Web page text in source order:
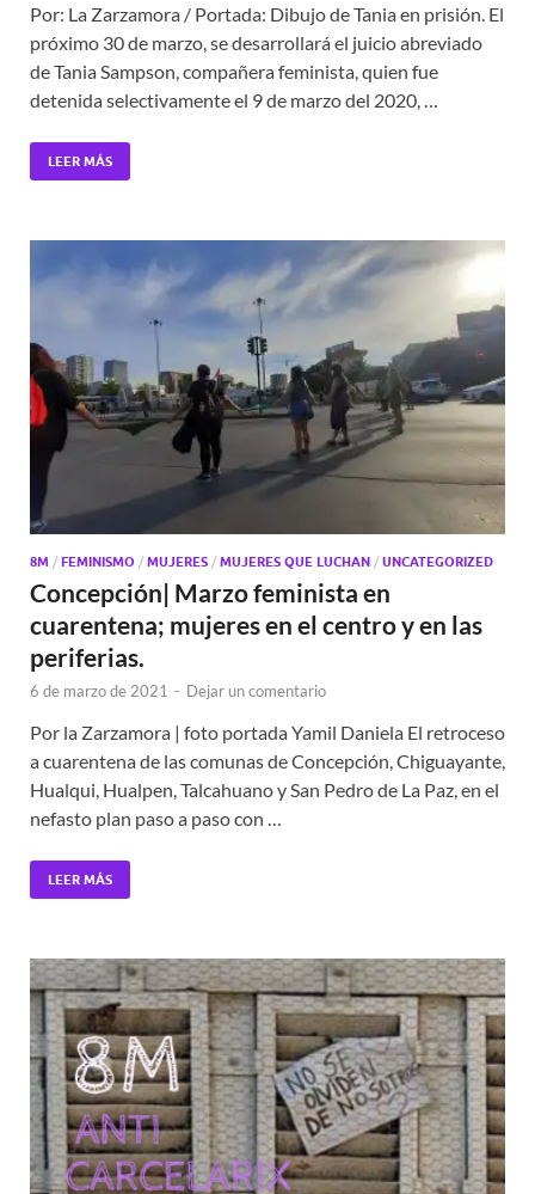
Por: La Zarzamora / Portada: Dibujo de Tania en prisión. El
próximo 30 de marzo, se desarrollará el juicio abreviado
de Tania Sampson, compañera feminista, quien fue
detenida selectivamente el 9 de marzo del 2020, …
LEER MÁS
8M / FEMINISMO / MUJERES / MUJERES QUE LUCHAN / UNCATEGORIZED
Concepción| Marzo feminista en
cuarentena; mujeres en el centro y en las
periferias.
6 de marzo de 2021 - Dejar un comentario
Por la Zarzamora | foto portada Yamil Daniela El retroceso
a cuarentena de las comunas de Concepción, Chiguayante,
Hualqui, Hualpen, Talcahuano y San Pedro de La Paz, en el
nefasto plan paso a paso con …
LEER MÁS